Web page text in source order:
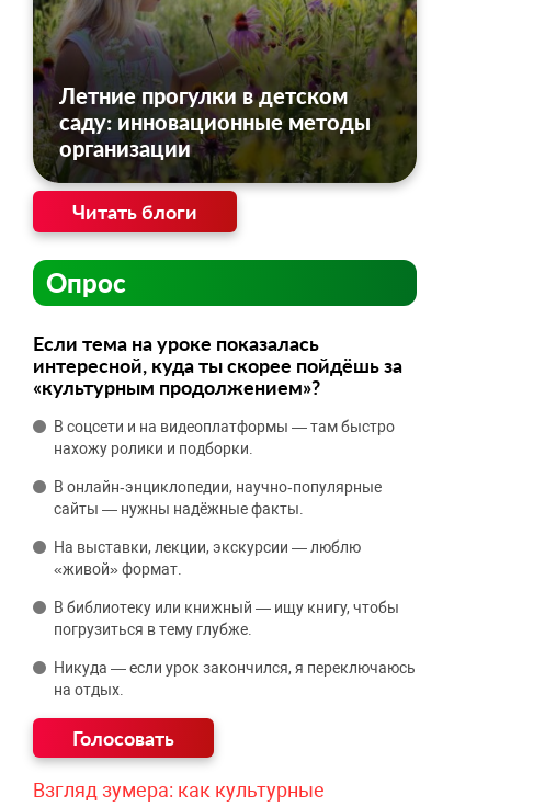
Летние прогулки в детском
саду: инновационные методы
организации
Читать блоги
Опрос
Если тема на уроке показалась
интересной, куда ты скорее пойдёшь за
«культурным продолжением»?
В соцсети и на видеоплатформы — там быстро
нахожу ролики и подборки.
В онлайн‑энциклопедии, научно‑популярные
сайты — нужны надёжные факты.
На выставки, лекции, экскурсии — люблю
«живой» формат.
В библиотеку или книжный — ищу книгу, чтобы
погрузиться в тему глубже.
Никуда — если урок закончился, я переключаюсь
на отдых.
Взгляд зумера: как культурные